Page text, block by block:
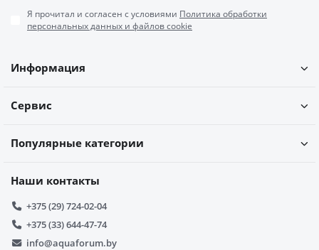
Я прочитал и согласен с условиями Политика обработки
персональных данных и файлов cookie
Информация
Сервис
Популярные категории
Наши контакты
+375 (29) 724-02-04
+375 (33) 644-47-74
info@aquaforum.by